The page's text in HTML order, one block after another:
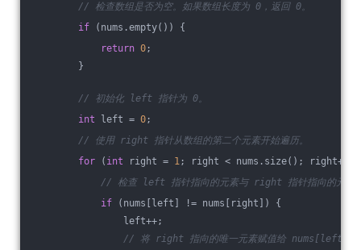
// 检查数组是否为空。如果数组长度为 0，返回 0。
if (nums.empty()) {
return 0;
}
// 初始化 left 指针为 0。
int left = 0;
// 使用 right 指针从数组的第二个元素开始遍历。
for ( int right = 1; right < nums.size(); right++)
// 检查 left 指针指向的元素与 right 指针指向的元素
if (nums[left] != nums[right]) {
left++;
// 将 right 指向的唯一元素赋值给 nums[left]。